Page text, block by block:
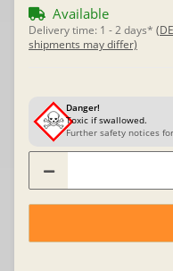
Available
Delivery time: 1 - 2 days*
shipments may differ)
Danger!
Toxic if swallowed.
Further safety notices